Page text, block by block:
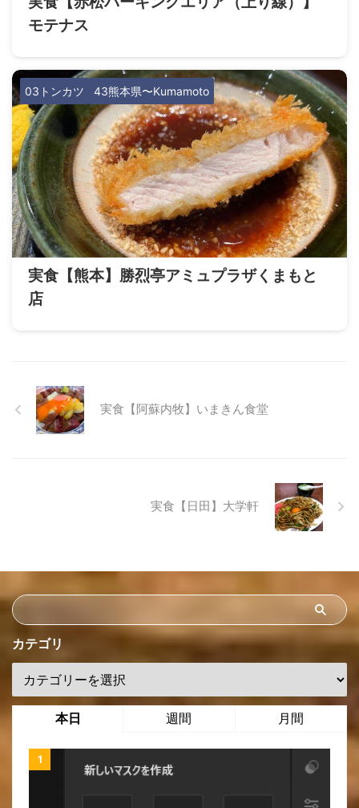
モテナス
03トンカツ 43熊本県〜Kumamoto
実食【熊本】勝烈亭アミュプラザくまもと
店
実食【阿蘇内牧】いまきん食堂
実食【日田】大学軒
カテゴリ
本日 週間 月間